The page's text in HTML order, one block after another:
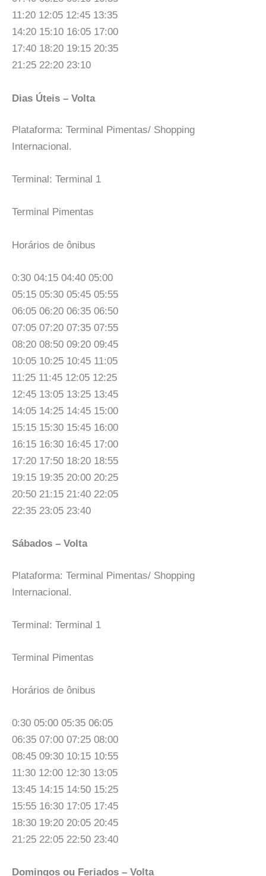
11:20 12:05 12:45 13:35
14:20 15:10 16:05 17:00
17:40 18:20 19:15 20:35
21:25 22:20 23:10
Dias Úteis – Volta
Plataforma: Terminal Pimentas/ Shopping
Internacional.
Terminal: Terminal 1
Terminal Pimentas
Horários de ônibus
0:30 04:15 04:40 05:00
05:15 05:30 05:45 05:55
06:05 06:20 06:35 06:50
07:05 07:20 07:35 07:55
08:20 08:50 09:20 09:45
10:05 10:25 10:45 11:05
11:25 11:45 12:05 12:25
12:45 13:05 13:25 13:45
14:05 14:25 14:45 15:00
15:15 15:30 15:45 16:00
16:15 16:30 16:45 17:00
17:20 17:50 18:20 18:55
19:15 19:35 20:00 20:25
20:50 21:15 21:40 22:05
22:35 23:05 23:40
Sábados – Volta
Plataforma: Terminal Pimentas/ Shopping
Internacional.
Terminal: Terminal 1
Terminal Pimentas
Horários de ônibus
0:30 05:00 05:35 06:05
06:35 07:00 07:25 08:00
08:45 09:30 10:15 10:55
11:30 12:00 12:30 13:05
13:45 14:15 14:50 15:25
15:55 16:30 17:05 17:45
18:30 19:20 20:05 20:45
21:25 22:05 22:50 23:40
Domingos ou Feriados – Volta